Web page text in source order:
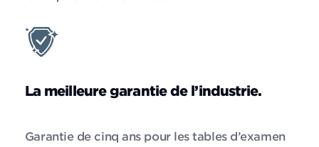
La meilleure garantie de l’industrie.
Garantie de cinq ans pour les tables d’examen